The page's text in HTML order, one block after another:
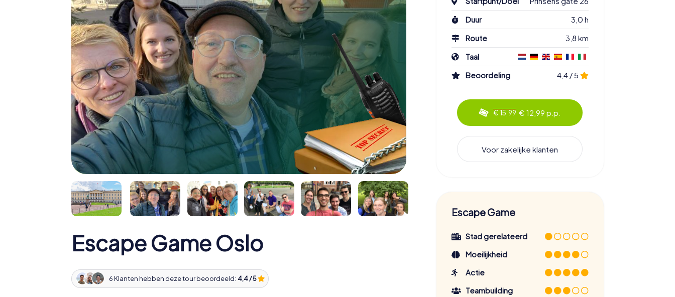
Escape Game Oslo
6 Klanten hebben deze tour beoordeeld: 4,4 / 5
Duur
3,0 h
Route
3,8 km
Taal
Beoordeling
4,4 / 5
€ 15,99 € 12,99 p.p.
Voor zakelijke klanten
Escape Game
Stad gerelateerd
Moeilijkheid
Actie
Teambuilding